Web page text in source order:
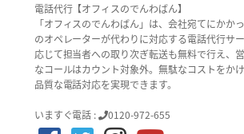
電話代行【オフィスのでんわばん】
「オフィスのでんわばん」は、会社宛てにかか
のオペレーターが代わりに対応する電話代行サ
応じて担当者への取り次ぎ転送も無料で行え、
なコールはカウント対象外。無駄なコストをか
品質な電話対応を実現できます。
いますぐ電話 : 0120-972-655